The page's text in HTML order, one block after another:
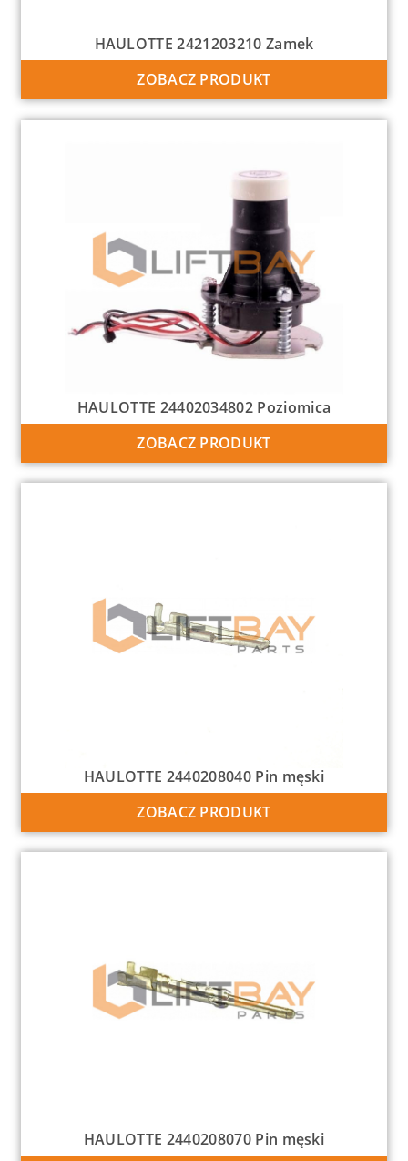
HAULOTTE 2421203210 Zamek
ZOBACZ PRODUKT
HAULOTTE 24402034802 Poziomica
ZOBACZ PRODUKT
HAULOTTE 2440208040 Pin męski
ZOBACZ PRODUKT
HAULOTTE 2440208070 Pin męski